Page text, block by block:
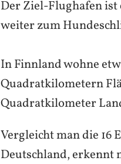
Der Ziel-Flughafen ist
weiter zum
In Finnland wohne
Quadratkilometern
Quadratkilometer
Vergleicht man die
Deutschland, erkennt